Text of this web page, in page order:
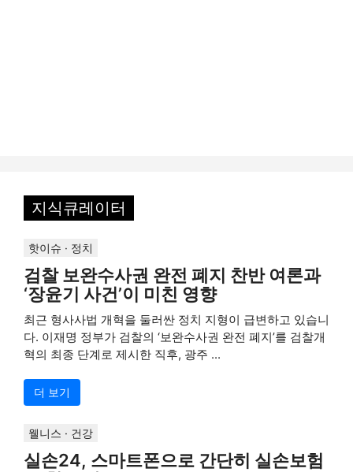
지식큐레이터
핫이슈 · 정치
검찰 보완수사권 완전 폐지 찬반 여론과
‘장윤기 사건’이 미친 영향
최근 형사사법 개혁을 둘러싼 정치 지형이 급변하고 있습니
다. 이재명 정부가 검찰의 ‘보완수사권 완전 폐지’를 검찰개
혁의 최종 단계로 제시한 직후, 광주 ...
더 보기
웰니스 · 건강
실손24, 스마트폰으로 간단히 실손보험